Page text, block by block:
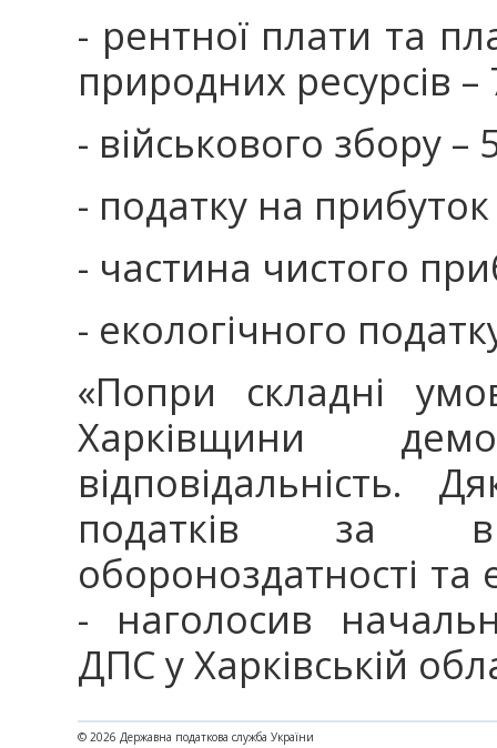
- рентної плати та
природних ресурсів
- військового збору
- податку на
- частина чистого
- екологічного
«Попри складні
Харківщини
відповідальність.
податків за
обороноздатності
- наголосив
ДПС у Харківській
© 2026 Державна податкова служба України